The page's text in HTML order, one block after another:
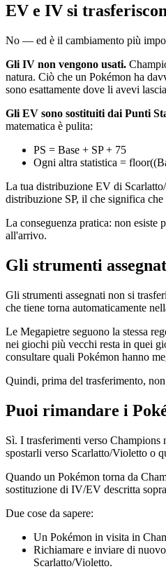
EV e IV si
No — ed è il cambiamento più
Gli IV non vengono usati.
natura. Ciò che un Pokémon ha
sono esattamente dove li avevi
Gli EV sono sostituiti dai Punti
matematica è pulita:
PS = Base + SP + 75
Ogni altra statistica =
La tua distribuzione EV di
distribuzione SP, il che significa
La conseguenza pratica: non
all'arrivo.
Gli strumenti
Gli strumenti assegnati non si
che tiene torna automaticamente
Le Megapietre seguono la stessa
nei giochi più vecchi resta in quei
consultare quali Pokémon hanno
Quindi, prima del trasferimento,
Puoi rimandare i
Sì. I trasferimenti verso
spostarli verso Scarlatto/Violetto o
Quando un Pokémon torna da
sostituzione di IV/EV descritta
Due cose da sapere:
Un Pokémon in visita in
Richiamare e inviare di
Scarlatto/Violetto.